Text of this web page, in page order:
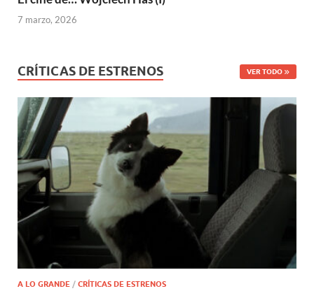
7 marzo, 2026
CRÍTICAS DE ESTRENOS VER TODO
A LO GRANDE / CRÍTICAS DE ESTRENOS